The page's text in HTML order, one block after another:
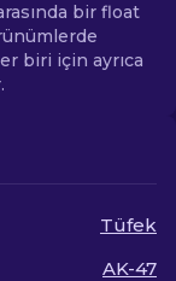
bir float
biri için ayrıca
Tüfek
AK-47